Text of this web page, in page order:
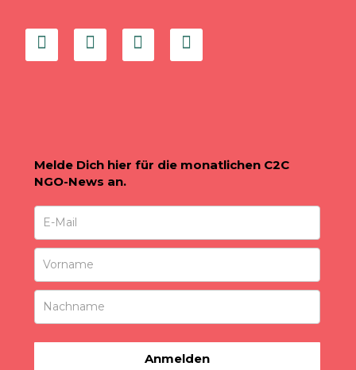
Melde Dich hier für die monatlichen C2C
NGO-News an.
Anmelden